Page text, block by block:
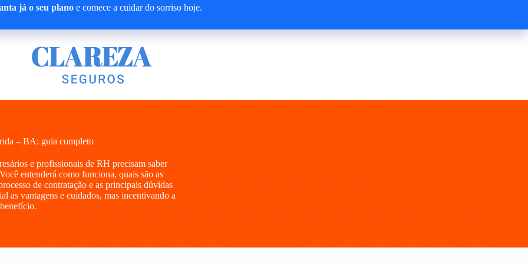
já o seu planoe comece a cuidar do sorriso hoje.
– BA: guia completo
e profissionais de RH precisam saber
entenderá como funciona, quais são as
de contratação e as principais dúvidas
as vantagens e cuidados, mas incentivando a